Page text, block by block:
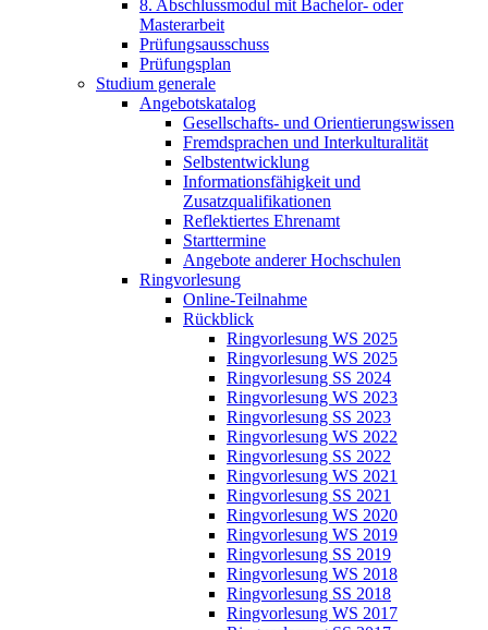
8. Abschlussmodul mit Bachelor- oder
Masterarbeit
Prüfungsausschuss
Prüfungsplan
Studium generale
Angebotskatalog
Gesellschafts- und Orientierungswissen
Fremdsprachen und Interkulturalität
Selbstentwicklung
Informationsfähigkeit und
Zusatzqualifikationen
Reflektiertes Ehrenamt
Starttermine
Angebote anderer Hochschulen
Ringvorlesung
Online-Teilnahme
Rückblick
Ringvorlesung WS 2025
Ringvorlesung WS 2025
Ringvorlesung SS 2024
Ringvorlesung WS 2023
Ringvorlesung SS 2023
Ringvorlesung WS 2022
Ringvorlesung SS 2022
Ringvorlesung WS 2021
Ringvorlesung SS 2021
Ringvorlesung WS 2020
Ringvorlesung WS 2019
Ringvorlesung SS 2019
Ringvorlesung WS 2018
Ringvorlesung SS 2018
Ringvorlesung WS 2017